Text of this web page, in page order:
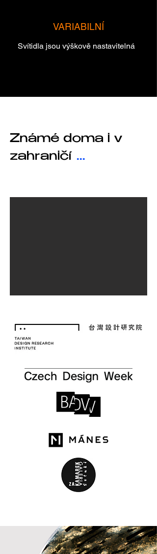
VARIABILNÍ
Svítidla jsou výškově nastavitelná
Známé doma i v
zahraničí ...